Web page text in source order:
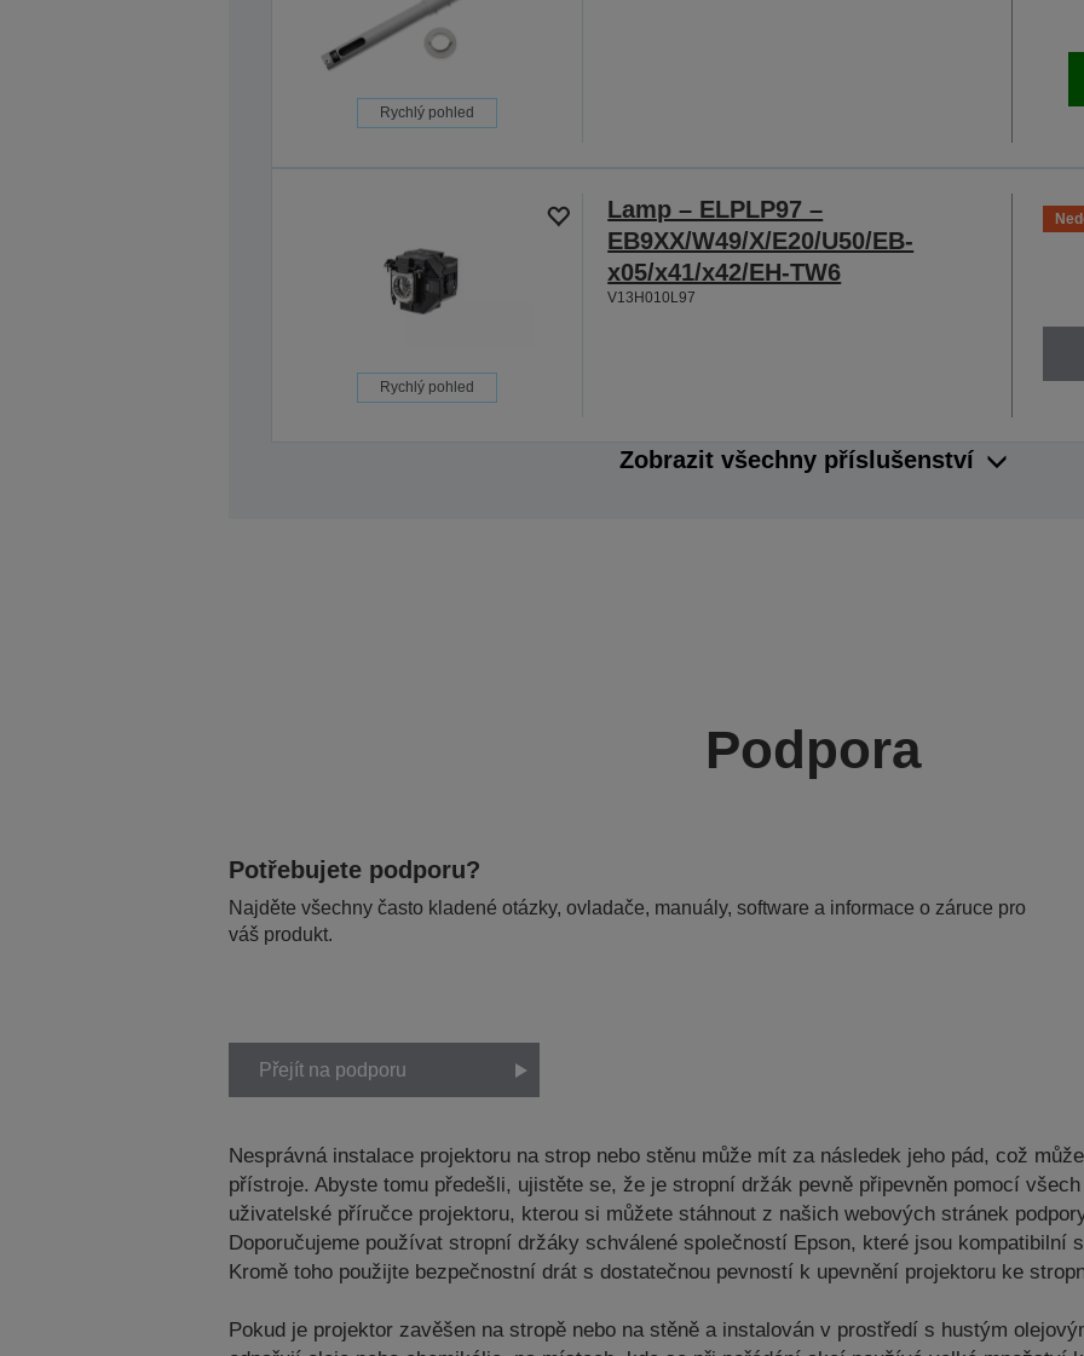
Rychlý pohled
Rychlý pohled
Lamp – ELPLP97 –
EB9XX/W49/X/E20/U50/EB-
x05/x41/x42/EH-TW6
V13H010L97
Zobrazit všechny příslušenství
Podpora
Potřebujete podporu?
Najděte všechny často kladené otázky, ovladače, manuály, software a informace o záruce pro
váš produkt.
Přejít na podporu
Nesprávná instalace projektoru na strop nebo stěnu může mít za následek jeho pád, což
přístroje. Abyste tomu předešli, ujistěte se, že je stropní držák pevně připevněn pomocí
uživatelské příručce projektoru, kterou si můžete stáhnout z našich webových stránek
Doporučujeme používat stropní držáky schválené společností Epson, které jsou kompatibilní
Kromě toho použijte bezpečnostní drát s dostatečnou pevností k upevnění projektoru ke
Pokud je projektor zavěšen na stropě nebo na stěně a instalován v prostředí s hustým